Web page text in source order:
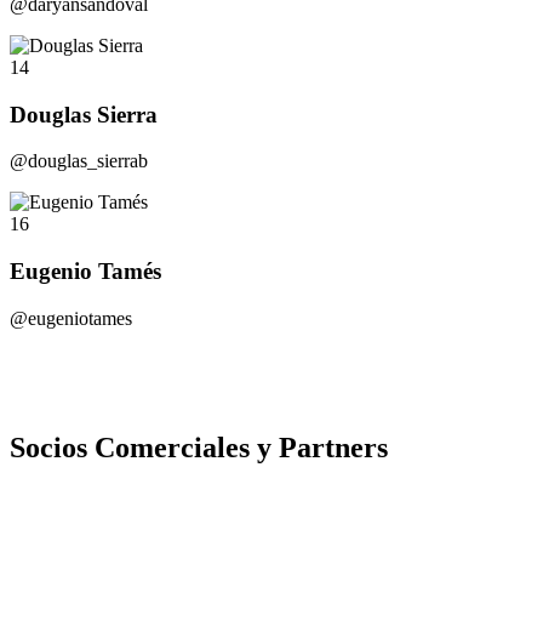
14
Douglas Sierra
@douglas_sierrab
16
Eugenio Tamés
@eugeniotames
Socios Comerciales y Partners